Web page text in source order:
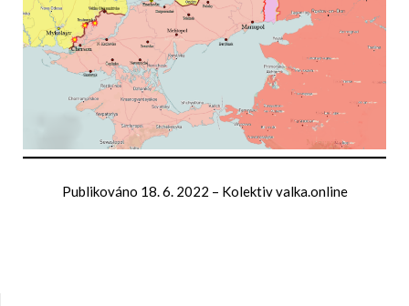
Publikováno 18. 6. 2022 – Kolektiv valka.online